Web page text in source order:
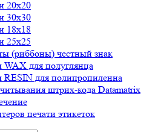
20х20
30х30
18х18
25х25
(риббоны) честный знак
для полуглянца
для полипропиленна
штрих-кода Datamatrix
печати этикеток